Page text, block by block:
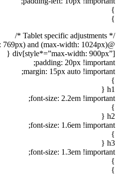
}
}
/* Tablet specific adjustments */
@media (min-width: 769px) and (max-width: 1024px) {
div[style*=”max-width: 900px”] {
padding: 20px !important;
margin: 15px auto !important;
}
h1 {
font-size: 2.2em !important;
}
h2 {
font-size: 1.6em !important;
}
h3 {
font-size: 1.3em !important;
}
}